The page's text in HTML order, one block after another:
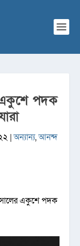
পদক
|অন্যান্য,আনন্দ
সালের একুশে পদক